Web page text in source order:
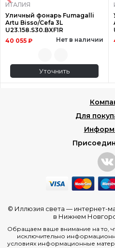
ИТАЛИЯ
Уличный фонарь Fumagalli
Artu Bisso/Cefa 3L
U23.158.S30.BXF1R
40 055 ₽
Нет в наличии
Уточнить
Для
© Иллюзия света — интернет-
в Нижнем
Обращаем ваше внимание на то,
исключительно
условиях информационные